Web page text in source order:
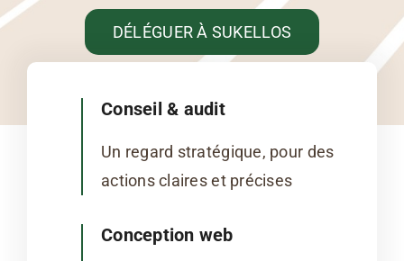
DÉLÉGUER À SUKELLOS
Conseil & audit
Un regard stratégique, pour des
actions claires et précises
Conception web